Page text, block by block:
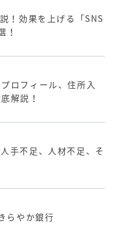
！効果を上げる「SNS
！
ロフィール、住所入
解説！
手不足、人材不足、そ
らやか銀行